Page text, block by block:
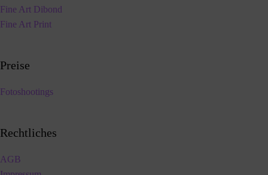
Fine Art Dibond
Fine Art Print
Preise
Fotoshootings
Rechtliches
AGB